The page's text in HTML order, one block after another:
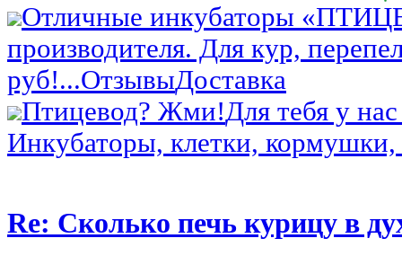
Отличные инкубаторы
производителя. Для кур,
руб!...ОтзывыДоставка
Птицевод? Жми!Для тебя у
Инкубаторы, клетки,
Re: Сколько печь курицу в